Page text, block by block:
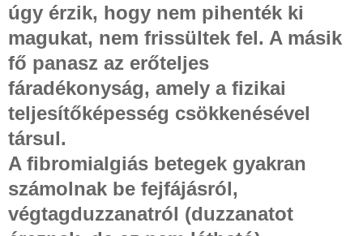
úgy érzik, hogy nem pihenték ki
magukat, nem frissültek fel. A másik
fő panasz az erőteljes
fáradékonyság, amely a fizikai
teljesítőképesség csökkenésével
társul.
A fibromialgiás betegek gyakran
számolnak be fejfájásról,
végtagduzzanatról (duzzanatot